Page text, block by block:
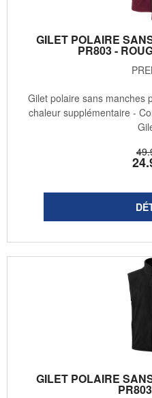
GILET POLAIRE
PR803 -
49
24
Gilet polaire sans manches
chaleur supplémentaire -
GILET POLAIRE